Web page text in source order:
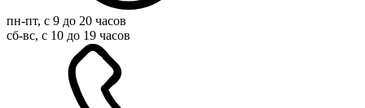
пн-пт, с 9 до 20 часов
сб-вс, с 10 до 19 часов